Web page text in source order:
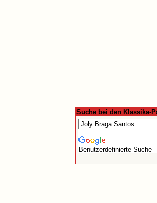
Suche bei den Klassika-
Benutzerdefinierte Suche